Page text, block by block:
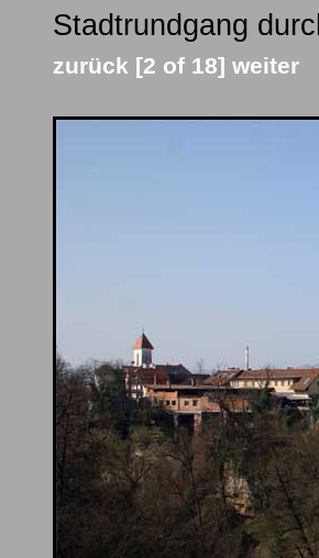
Stadtrundgang
zurück [2 of 18] weiter